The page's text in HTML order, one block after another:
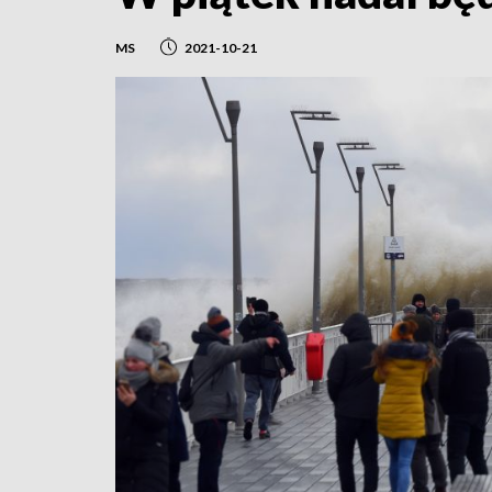
MS 2021-10-21